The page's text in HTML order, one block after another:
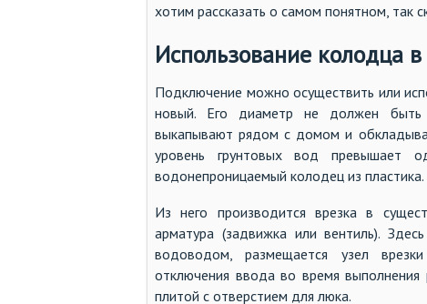
хотим рассказать о самом понятном, так
Использование колодца
Подключение можно осуществить или
новый. Его диаметр не должен быть
выкапывают рядом с домом и
уровень грунтовых вод превышает
водонепроницаемый колодец из пластика.
Из него производится врезка в
арматура (задвижка или вентиль).
водоводом, размещается узел
отключения ввода во время выполнения
плитой с отверстием для люка.